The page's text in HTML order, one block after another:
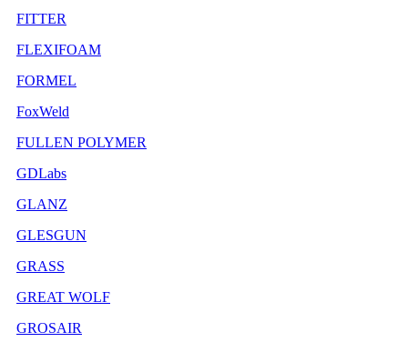
FITTER
FLEXIFOAM
FORMEL
FoxWeld
FULLEN POLYMER
GDLabs
GLANZ
GLESGUN
GRASS
GREAT WOLF
GROSAIR